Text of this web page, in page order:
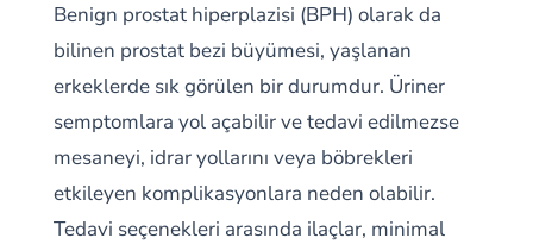
Benign prostat hiperplazisi (BPH) olarak da
bilinen prostat bezi büyümesi, yaşlanan
erkeklerde sık görülen bir durumdur. Üriner
semptomlara yol açabilir ve tedavi edilmezse
mesaneyi, idrar yollarını veya böbrekleri
etkileyen komplikasyonlara neden olabilir.
Tedavi seçenekleri arasında ilaçlar, minimal